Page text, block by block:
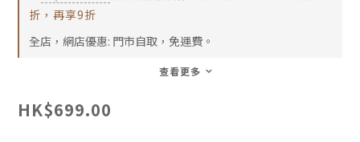
折，再享9折
全店，網店優惠: 門市自取，免運費。
查看更多
HK$699.00